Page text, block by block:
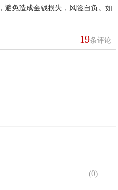
避免造成金钱损失，风险自负。如
19条评论
(0)